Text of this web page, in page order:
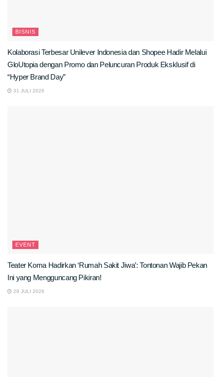
BISNIS
Kolaborasi Terbesar Unilever Indonesia dan Shopee Hadir Melalui
GloUtopia dengan Promo dan Peluncuran Produk Eksklusif di
“Hyper Brand Day”
31 JULI 2026
EVENT
Teater Koma Hadirkan ‘Rumah Sakit Jiwa’: Tontonan Wajib Pekan
Ini yang Mengguncang Pikiran!
29 JULI 2026